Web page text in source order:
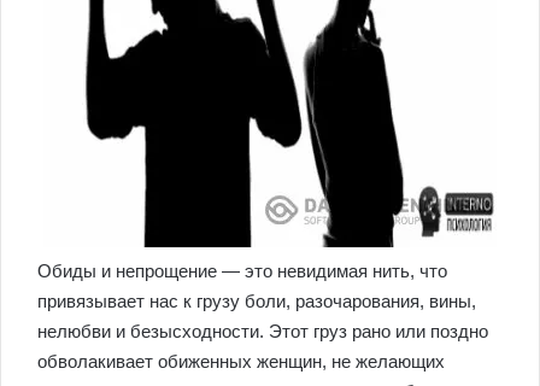
Обиды и непрощение — это невидимая нить, что
привязывает нас к грузу боли, разочарования, вины,
нелюбви и безысходности. Этот груз рано или поздно
обволакивает обиженных женщин, не желающих